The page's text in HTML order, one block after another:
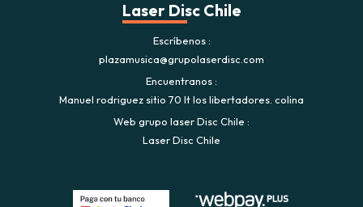
Laser Disc Chile
Escríbenos
plazamusica@grupolaserdisc.com
Encuentranos
Manuel rodriguez sitio 70 lt los libertadores. colina
Web grupo laser Disc Chile
Laser Disc Chile